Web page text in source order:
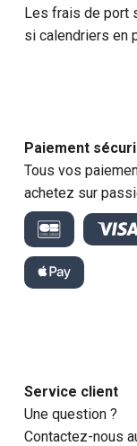
Les frais de port
si calendriers en
Paiement
Tous vos
achetez sur
Service client
Une question ?
Contactez-nous